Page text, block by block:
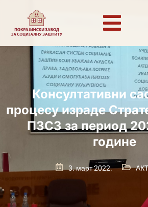
Консултативни
процесу израде
ПЗСЗ за период
године
3. март 2022.